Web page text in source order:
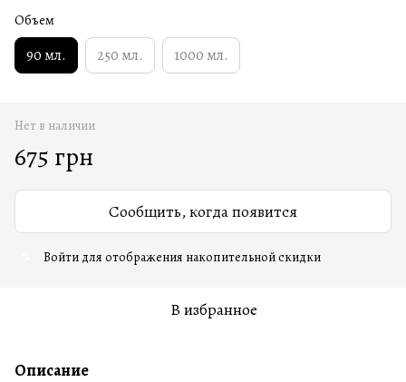
Объем
90 мл. 250 мл. 1000 мл.
Нет в наличии
675 грн
Сообщить, когда появится
Войти для отображения накопительной скидки
В избранное
Описание